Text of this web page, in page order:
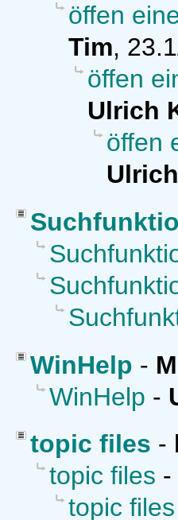
öffen
Tim,
öffen
Ulrich
öffen
WinHelp -
WinHelp -
topic files -
topic files -
topic files